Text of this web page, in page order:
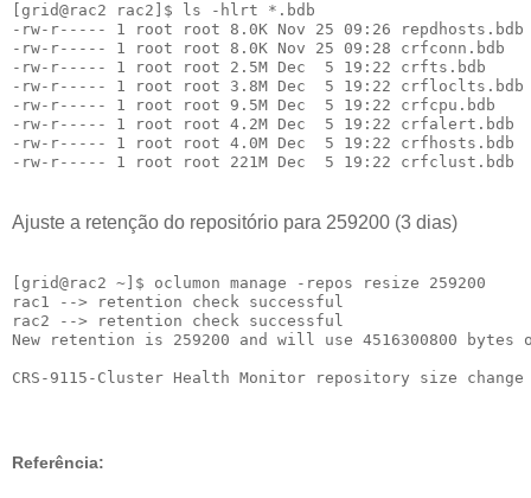
[grid@rac2 rac2]$ ls -hlrt *.bdb
-rw-r----- 1 root root 8.0K Nov 25 09:26 repdhosts.bdb
-rw-r----- 1 root root 8.0K Nov 25 09:28 crfconn.bdb
-rw-r----- 1 root root 2.5M Dec  5 19:22 crfts.bdb
-rw-r----- 1 root root 3.8M Dec  5 19:22 crfloclts.bdb
-rw-r----- 1 root root 9.5M Dec  5 19:22 crfcpu.bdb
-rw-r----- 1 root root 4.2M Dec  5 19:22 crfalert.bdb
-rw-r----- 1 root root 4.0M Dec  5 19:22 crfhosts.bdb
Ajuste a retenção do repositório para 259200 (3 dias)
[grid@rac2 ~]$ oclumon manage -repos resize 259200
rac1 --> retention check successful
rac2 --> retention check successful
New retention is 259200 and will use 4516300800 bytes
Referência: